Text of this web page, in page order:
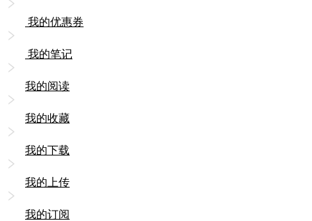
我的优惠券
我的笔记
我的阅读
我的收藏
我的下载
我的上传
我的订阅